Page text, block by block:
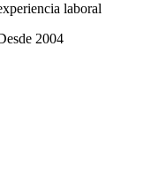
laboral
2004